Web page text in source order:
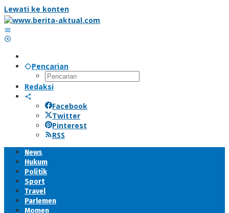
Lewati ke konten
Pencarian
Redaksi
Facebook
Twitter
Pinterest
RSS
News
Hukum
Politik
Sport
Travel
Parlemen
Momen